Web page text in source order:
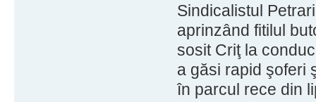
Sindicalistul
aprinzând fitilul
sosit Criţ la
a găsi rapid şoferi
în parcul rece din